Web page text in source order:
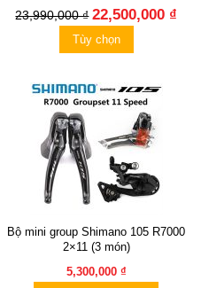
23,990,000 ₫ 22,500,000 ₫
Tùy chọn
Bộ mini group Shimano 105 R7000
2×11 (3 món)
5,300,000 ₫